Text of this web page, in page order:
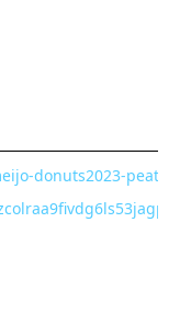
donuts2023-peatix-